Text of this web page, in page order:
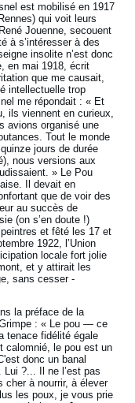
est mobilisé en 1917
qui voit leurs
Jouenne, secouent
à s’intéresser à des
insolite n’est donc
en mai 1918, écrit
que me causait,
intellectuelle trop
me répondait : « Et
ils viennent en curieux,
avions organisé une
Tout le monde
jours de durée
nous versions aux
» Le Pou
Il devait en
que de voir des
au succès de
(on s’en doute !)
et fêté les 17 et
1922, l’Union
locale fort jolie
et y attirait les
sans cesser -
la préface de la
: « Le pou — ce
tenace fidélité égale
le pou est un
donc un banal
?... Il ne l’est pas
cher à nourrir, à élever
les poux, je vous prie